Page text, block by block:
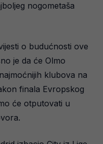
nogometaša
o budućnosti ove
je da će Olmo
klubova na
finala Evropskog
će otputovati u